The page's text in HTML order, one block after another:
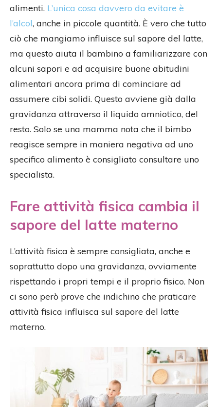
alimenti. L’unica cosa davvero da evitare è
l’alcol, anche in piccole quantità. È vero che tutto
ciò che mangiamo influisce sul sapore del latte,
ma questo aiuta il bambino a familiarizzare con
alcuni sapori e ad acquisire buone abitudini
alimentari ancora prima di cominciare ad
assumere cibi solidi. Questo avviene già dalla
gravidanza attraverso il liquido amniotico, del
resto. Solo se una mamma nota che il bimbo
reagisce sempre in maniera negativa ad uno
specifico alimento è consigliato consultare uno
specialista.
Fare attività fisica cambia il
sapore del latte materno
L’attività fisica è sempre consigliata, anche e
soprattutto dopo una gravidanza, ovviamente
rispettando i propri tempi e il proprio fisico. Non
ci sono però prove che indichino che praticare
attività fisica influisca sul sapore del latte
materno.